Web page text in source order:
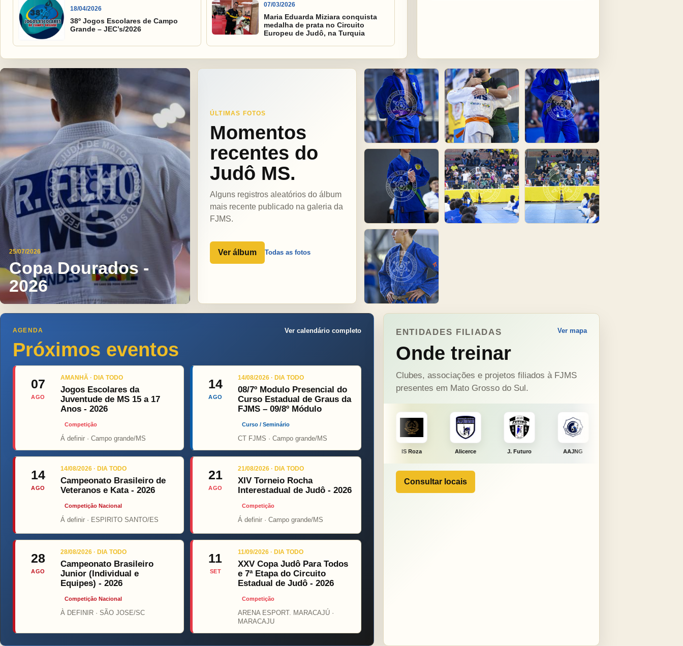
18/04/2026
38º Jogos Escolares de Campo
Grande – JEC’s/2026
07/03/2026
Maria Eduarda Miziara conquista
medalha de prata no Circuito
Europeu de Judô, na Turquia
25/07/2026
Copa Dourados -
2026
ÚLTIMAS FOTOS
Momentos
recentes do
Judô MS.
Alguns registros aleatórios do álbum
mais recente publicado na galeria da
FJMS.
Ver álbum Todas as fotos
AGENDA
Próximos eventos
Ver calendário completo
07
AGO
AMANHÃ · DIA TODO
Jogos Escolares da
Juventude de MS 15 a 17
Anos - 2026
Competição
Á definir · Campo grande/MS
14
AGO
14/08/2026 · DIA TODO
08/7º Modulo Presencial do
Curso Estadual de Graus da
FJMS – 09/8º Módulo
Curso / Seminário
CT FJMS · Campo grande/MS
14
AGO
14/08/2026 · DIA TODO
Campeonato Brasileiro de
Veteranos e Kata - 2026
Competição Nacional
Á definir · ESPIRITO SANTO/ES
21
AGO
21/08/2026 · DIA TODO
XIV Torneio Rocha
Interestadual de Judô - 2026
Competição
Á definir · Campo grande/MS
28
AGO
28/08/2026 · DIA TODO
Campeonato Brasileiro
Junior (Individual e
Equipes) - 2026
Competição Nacional
À DEFINIR · SÃO JOSE/SC
11
SET
11/09/2026 · DIA TODO
XXV Copa Judô Para Todos
e 7ª Etapa do Circuito
Estadual de Judô - 2026
Competição
ARENA ESPORT. MARACAJÚ ·
MARACAJU
ENTIDADES FILIADAS
Onde treinar
Ver mapa
Clubes, associações e projetos filiados à FJMS
presentes em Mato Grosso do Sul.
Top Fight ONÇA PINT PSOPJ IS Roza Alicerce J. Futuro AAJNG TSURU
Consultar locais